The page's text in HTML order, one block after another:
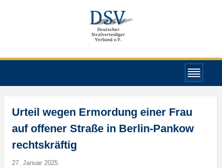
Urteil wegen Ermordung einer Frau
auf offener Straße in Berlin-Pankow
rechtskräftig
27. Januar 2025